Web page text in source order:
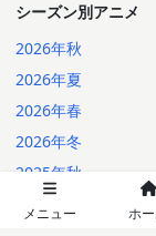
シーズン別アニメ
2026年秋
2026年夏
2026年春
2026年冬
2025年秋
言語: 日本語
メニュー ホ